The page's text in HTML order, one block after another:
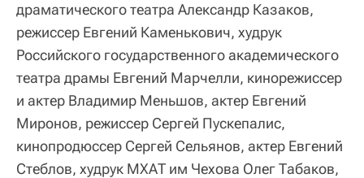
драматического театра Александр Казаков,
режиссер Евгений Каменькович, худрук
Российского государственного академического
театра драмы Евгений Марчелли, кинорежиссер
и актер Владимир Меньшов, актер Евгений
Миронов, режиссер Сергей Пускепалис,
кинопродюссер Сергей Сельянов, актер Евгений
Стеблов, худрук МХАТ им Чехова Олег Табаков,